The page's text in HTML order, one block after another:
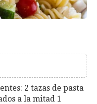
2 tazas de pasta
a la mitad 1